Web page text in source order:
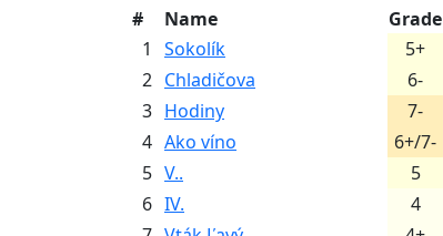
# Name Grade
1
Sokolík 5+
2 Chladičova 6-
3 Hodiny 7-
4 Ako víno 6+/7-
5 V.. 5
6 IV. 4